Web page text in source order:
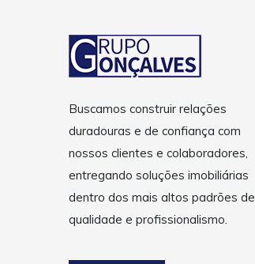
Buscamos construir relações
duradouras e de confiança com
nossos clientes e colaboradores,
entregando soluções imobiliárias
dentro dos mais altos padrões de
qualidade e profissionalismo.